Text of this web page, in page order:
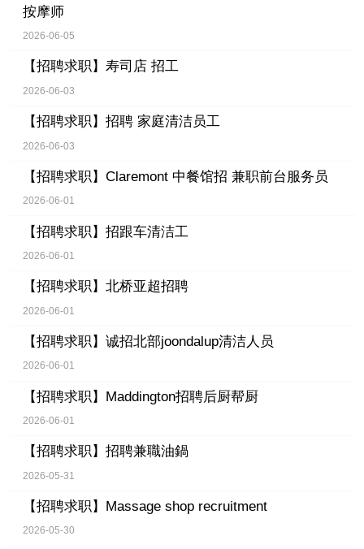
按摩师
2026-06-05
【招聘求职】 寿司店 招工
2026-06-03
【招聘求职】 招聘 家庭清洁员工
2026-06-03
【招聘求职】 Claremont 中餐馆招 兼职前台服务员
2026-06-01
【招聘求职】 招跟车清洁工
2026-06-01
【招聘求职】 北桥亚超招聘
2026-06-01
【招聘求职】 诚招北部joondalup清洁人员
2026-06-01
【招聘求职】 Maddington招聘后厨帮厨
2026-06-01
【招聘求职】 招聘兼職油鍋
2026-05-31
【招聘求职】 Massage shop recruitment
2026-05-30